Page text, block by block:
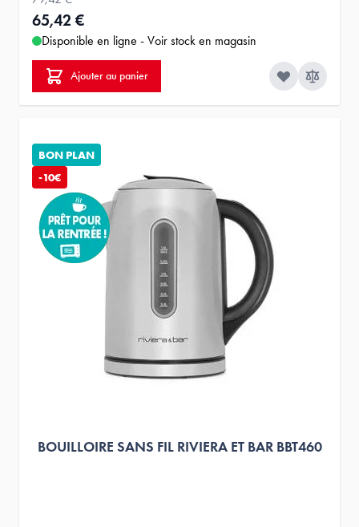
65,42 €
Disponible en ligne - Voir stock en magasin
Ajouter au panier
BON PLAN
-10€
BOUILLOIRE SANS FIL RIVIERA ET BAR BBT460